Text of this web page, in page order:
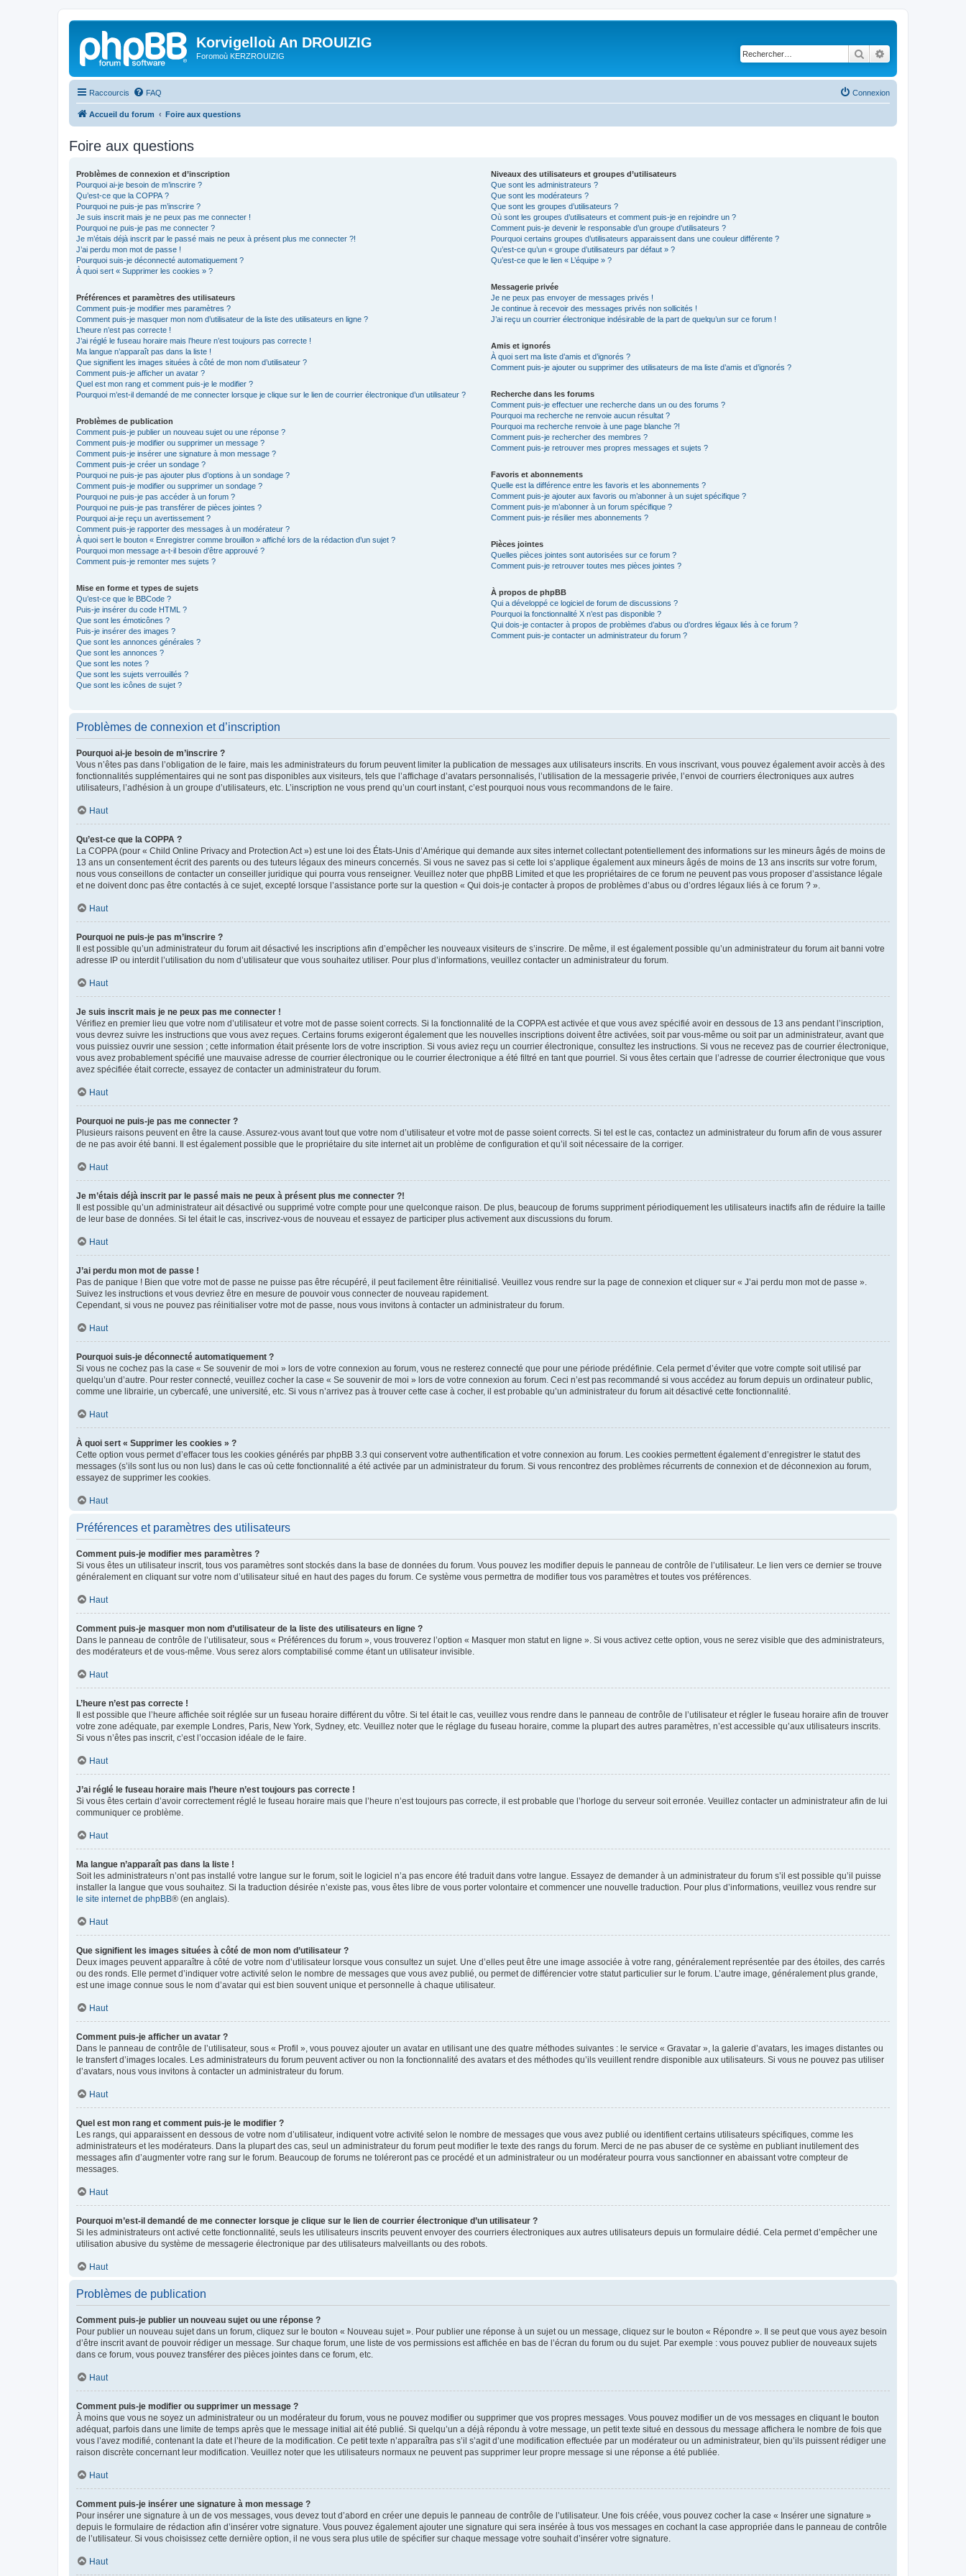
Korvigelloù An DROUIZIG
Foromoù KERZROUIZIG Rechercher
Raccourcis FAQ Connexion
Accueil du forum Foire aux questions
Foire aux questions
Problèmes de connexion et d’inscription
Pourquoi ai-je besoin de m’inscrire ?
Qu’est-ce que la COPPA ?
Pourquoi ne puis-je pas m’inscrire ?
Je suis inscrit mais je ne peux pas me connecter !
Pourquoi ne puis-je pas me connecter ?
Je m’étais déjà inscrit par le passé mais ne peux à présent plus me connecter ?!
J’ai perdu mon mot de passe !
Pourquoi suis-je déconnecté automatiquement ?
À quoi sert « Supprimer les cookies » ?
Préférences et paramètres des utilisateurs
Comment puis-je modifier mes paramètres ?
Comment puis-je masquer mon nom d’utilisateur de la liste des utilisateurs en ligne ?
L’heure n’est pas correcte !
J’ai réglé le fuseau horaire mais l’heure n’est toujours pas correcte !
Ma langue n’apparaît pas dans la liste !
Que signifient les images situées à côté de mon nom d’utilisateur ?
Comment puis-je afficher un avatar ?
Quel est mon rang et comment puis-je le modifier ?
Pourquoi m’est-il demandé de me connecter lorsque je clique sur le lien de courrier électronique d’un utilisateur ?
Problèmes de publication
Comment puis-je publier un nouveau sujet ou une réponse ?
Comment puis-je modifier ou supprimer un message ?
Comment puis-je insérer une signature à mon message ?
Comment puis-je créer un sondage ?
Pourquoi ne puis-je pas ajouter plus d’options à un sondage ?
Comment puis-je modifier ou supprimer un sondage ?
Pourquoi ne puis-je pas accéder à un forum ?
Pourquoi ne puis-je pas transférer de pièces jointes ?
Pourquoi ai-je reçu un avertissement ?
Comment puis-je rapporter des messages à un modérateur ?
À quoi sert le bouton « Enregistrer comme brouillon » affiché lors de la rédaction d’un sujet ?
Pourquoi mon message a-t-il besoin d’être approuvé ?
Comment puis-je remonter mes sujets ?
Mise en forme et types de sujets
Qu’est-ce que le BBCode ?
Puis-je insérer du code HTML ?
Que sont les émoticônes ?
Puis-je insérer des images ?
Que sont les annonces générales ?
Que sont les annonces ?
Que sont les notes ?
Que sont les sujets verrouillés ?
Que sont les icônes de sujet ?
Niveaux des utilisateurs et groupes d’utilisateurs
Que sont les administrateurs ?
Que sont les modérateurs ?
Que sont les groupes d’utilisateurs ?
Où sont les groupes d’utilisateurs et comment puis-je en rejoindre un ?
Comment puis-je devenir le responsable d’un groupe d’utilisateurs ?
Pourquoi certains groupes d’utilisateurs apparaissent dans une couleur différente ?
Qu’est-ce qu’un « groupe d’utilisateurs par défaut » ?
Qu’est-ce que le lien « L’équipe » ?
Messagerie privée
Je ne peux pas envoyer de messages privés !
Je continue à recevoir des messages privés non sollicités !
J’ai reçu un courrier électronique indésirable de la part de quelqu’un sur ce forum !
Amis et ignorés
À quoi sert ma liste d’amis et d’ignorés ?
Comment puis-je ajouter ou supprimer des utilisateurs de ma liste d’amis et d’ignorés ?
Recherche dans les forums
Comment puis-je effectuer une recherche dans un ou des forums ?
Pourquoi ma recherche ne renvoie aucun résultat ?
Pourquoi ma recherche renvoie à une page blanche ?!
Comment puis-je rechercher des membres ?
Comment puis-je retrouver mes propres messages et sujets ?
Favoris et abonnements
Quelle est la différence entre les favoris et les abonnements ?
Comment puis-je ajouter aux favoris ou m’abonner à un sujet spécifique ?
Comment puis-je m’abonner à un forum spécifique ?
Comment puis-je résilier mes abonnements ?
Pièces jointes
Quelles pièces jointes sont autorisées sur ce forum ?
Comment puis-je retrouver toutes mes pièces jointes ?
À propos de phpBB
Qui a développé ce logiciel de forum de discussions ?
Pourquoi la fonctionnalité X n’est pas disponible ?
Qui dois-je contacter à propos de problèmes d’abus ou d’ordres légaux liés à ce forum ?
Comment puis-je contacter un administrateur du forum ?
Problèmes de connexion et d’inscription
Pourquoi ai-je besoin de m’inscrire ?
Vous n’êtes pas dans l’obligation de le faire, mais les administrateurs du forum peuvent limiter la publication de messages aux utilisateurs inscrits. En vous inscrivant, vous pouvez également avoir accès à des
fonctionnalités supplémentaires qui ne sont pas disponibles aux visiteurs, tels que l’affichage d’avatars personnalisés, l’utilisation de la messagerie privée, l’envoi de courriers électroniques aux autres
utilisateurs, l’adhésion à un groupe d’utilisateurs, etc. L’inscription ne vous prend qu’un court instant, c’est pourquoi nous vous recommandons de le faire.
Haut
Qu’est-ce que la COPPA ?
La COPPA (pour « Child Online Privacy and Protection Act ») est une loi des États-Unis d’Amérique qui demande aux sites internet collectant potentiellement des informations sur les mineurs âgés de moins de
13 ans un consentement écrit des parents ou des tuteurs légaux des mineurs concernés. Si vous ne savez pas si cette loi s’applique également aux mineurs âgés de moins de 13 ans inscrits sur votre forum,
nous vous conseillons de contacter un conseiller juridique qui pourra vous renseigner. Veuillez noter que phpBB Limited et que les propriétaires de ce forum ne peuvent pas vous proposer d’assistance légale
et ne doivent donc pas être contactés à ce sujet, excepté lorsque l’assistance porte sur la question « Qui dois-je contacter à propos de problèmes d’abus ou d’ordres légaux liés à ce forum ? ».
Haut
Pourquoi ne puis-je pas m’inscrire ?
Il est possible qu’un administrateur du forum ait désactivé les inscriptions afin d’empêcher les nouveaux visiteurs de s’inscrire. De même, il est également possible qu’un administrateur du forum ait banni votre
adresse IP ou interdit l’utilisation du nom d’utilisateur que vous souhaitez utiliser. Pour plus d’informations, veuillez contacter un administrateur du forum.
Haut
Je suis inscrit mais je ne peux pas me connecter !
Vérifiez en premier lieu que votre nom d’utilisateur et votre mot de passe soient corrects. Si la fonctionnalité de la COPPA est activée et que vous avez spécifié avoir en dessous de 13 ans pendant l’inscription,
vous devrez suivre les instructions que vous avez reçues. Certains forums exigeront également que les nouvelles inscriptions doivent être activées, soit par vous-même ou soit par un administrateur, avant que
vous puissiez ouvrir une session ; cette information était présente lors de votre inscription. Si vous aviez reçu un courrier électronique, consultez les instructions. Si vous ne recevez pas de courrier électronique,
vous avez probablement spécifié une mauvaise adresse de courrier électronique ou le courrier électronique a été filtré en tant que pourriel. Si vous êtes certain que l’adresse de courrier électronique que vous
avez spécifiée était correcte, essayez de contacter un administrateur du forum.
Haut
Pourquoi ne puis-je pas me connecter ?
Plusieurs raisons peuvent en être la cause. Assurez-vous avant tout que votre nom d’utilisateur et votre mot de passe soient corrects. Si tel est le cas, contactez un administrateur du forum afin de vous assurer
de ne pas avoir été banni. Il est également possible que le propriétaire du site internet ait un problème de configuration et qu’il soit nécessaire de la corriger.
Haut
Je m’étais déjà inscrit par le passé mais ne peux à présent plus me connecter ?!
Il est possible qu’un administrateur ait désactivé ou supprimé votre compte pour une quelconque raison. De plus, beaucoup de forums suppriment périodiquement les utilisateurs inactifs afin de réduire la taille
de leur base de données. Si tel était le cas, inscrivez-vous de nouveau et essayez de participer plus activement aux discussions du forum.
Haut
J’ai perdu mon mot de passe !
Pas de panique ! Bien que votre mot de passe ne puisse pas être récupéré, il peut facilement être réinitialisé. Veuillez vous rendre sur la page de connexion et cliquer sur « J’ai perdu mon mot de passe ».
Suivez les instructions et vous devriez être en mesure de pouvoir vous connecter de nouveau rapidement.
Cependant, si vous ne pouvez pas réinitialiser votre mot de passe, nous vous invitons à contacter un administrateur du forum.
Haut
Pourquoi suis-je déconnecté automatiquement ?
Si vous ne cochez pas la case « Se souvenir de moi » lors de votre connexion au forum, vous ne resterez connecté que pour une période prédéfinie. Cela permet d’éviter que votre compte soit utilisé par
quelqu’un d’autre. Pour rester connecté, veuillez cocher la case « Se souvenir de moi » lors de votre connexion au forum. Ceci n’est pas recommandé si vous accédez au forum depuis un ordinateur public,
comme une librairie, un cybercafé, une université, etc. Si vous n’arrivez pas à trouver cette case à cocher, il est probable qu’un administrateur du forum ait désactivé cette fonctionnalité.
Haut
À quoi sert « Supprimer les cookies » ?
Cette option vous permet d’effacer tous les cookies générés par phpBB 3.3 qui conservent votre authentification et votre connexion au forum. Les cookies permettent également d’enregistrer le statut des
messages (s’ils sont lus ou non lus) dans le cas où cette fonctionnalité a été activée par un administrateur du forum. Si vous rencontrez des problèmes récurrents de connexion et de déconnexion au forum,
essayez de supprimer les cookies.
Haut
Préférences et paramètres des utilisateurs
Comment puis-je modifier mes paramètres ?
Si vous êtes un utilisateur inscrit, tous vos paramètres sont stockés dans la base de données du forum. Vous pouvez les modifier depuis le panneau de contrôle de l’utilisateur. Le lien vers ce dernier se trouve
généralement en cliquant sur votre nom d’utilisateur situé en haut des pages du forum. Ce système vous permettra de modifier tous vos paramètres et toutes vos préférences.
Haut
Comment puis-je masquer mon nom d’utilisateur de la liste des utilisateurs en ligne ?
Dans le panneau de contrôle de l’utilisateur, sous « Préférences du forum », vous trouverez l’option « Masquer mon statut en ligne ». Si vous activez cette option, vous ne serez visible que des administrateurs,
des modérateurs et de vous-même. Vous serez alors comptabilisé comme étant un utilisateur invisible.
Haut
L’heure n’est pas correcte !
Il est possible que l’heure affichée soit réglée sur un fuseau horaire différent du vôtre. Si tel était le cas, veuillez vous rendre dans le panneau de contrôle de l’utilisateur et régler le fuseau horaire afin de trouver
votre zone adéquate, par exemple Londres, Paris, New York, Sydney, etc. Veuillez noter que le réglage du fuseau horaire, comme la plupart des autres paramètres, n’est accessible qu’aux utilisateurs inscrits.
Si vous n’êtes pas inscrit, c’est l’occasion idéale de le faire.
Haut
J’ai réglé le fuseau horaire mais l’heure n’est toujours pas correcte !
Si vous êtes certain d’avoir correctement réglé le fuseau horaire mais que l’heure n’est toujours pas correcte, il est probable que l’horloge du serveur soit erronée. Veuillez contacter un administrateur afin de lui
communiquer ce problème.
Haut
Ma langue n’apparaît pas dans la liste !
Soit les administrateurs n’ont pas installé votre langue sur le forum, soit le logiciel n’a pas encore été traduit dans votre langue. Essayez de demander à un administrateur du forum s’il est possible qu’il puisse
installer la langue que vous souhaitez. Si la traduction désirée n’existe pas, vous êtes libre de vous porter volontaire et commencer une nouvelle traduction. Pour plus d’informations, veuillez vous rendre sur
le site internet de phpBB® (en anglais).
Haut
Que signifient les images situées à côté de mon nom d’utilisateur ?
Deux images peuvent apparaître à côté de votre nom d’utilisateur lorsque vous consultez un sujet. Une d’elles peut être une image associée à votre rang, généralement représentée par des étoiles, des carrés
ou des ronds. Elle permet d’indiquer votre activité selon le nombre de messages que vous avez publié, ou permet de différencier votre statut particulier sur le forum. L’autre image, généralement plus grande,
est une image connue sous le nom d’avatar qui est bien souvent unique et personnelle à chaque utilisateur.
Haut
Comment puis-je afficher un avatar ?
Dans le panneau de contrôle de l’utilisateur, sous « Profil », vous pouvez ajouter un avatar en utilisant une des quatre méthodes suivantes : le service « Gravatar », la galerie d’avatars, les images distantes ou
le transfert d’images locales. Les administrateurs du forum peuvent activer ou non la fonctionnalité des avatars et des méthodes qu’ils veuillent rendre disponible aux utilisateurs. Si vous ne pouvez pas utiliser
d’avatars, nous vous invitons à contacter un administrateur du forum.
Haut
Quel est mon rang et comment puis-je le modifier ?
Les rangs, qui apparaissent en dessous de votre nom d’utilisateur, indiquent votre activité selon le nombre de messages que vous avez publié ou identifient certains utilisateurs spécifiques, comme les
administrateurs et les modérateurs. Dans la plupart des cas, seul un administrateur du forum peut modifier le texte des rangs du forum. Merci de ne pas abuser de ce système en publiant inutilement des
messages afin d’augmenter votre rang sur le forum. Beaucoup de forums ne toléreront pas ce procédé et un administrateur ou un modérateur pourra vous sanctionner en abaissant votre compteur de
messages.
Haut
Pourquoi m’est-il demandé de me connecter lorsque je clique sur le lien de courrier électronique d’un utilisateur ?
Si les administrateurs ont activé cette fonctionnalité, seuls les utilisateurs inscrits peuvent envoyer des courriers électroniques aux autres utilisateurs depuis un formulaire dédié. Cela permet d’empêcher une
utilisation abusive du système de messagerie électronique par des utilisateurs malveillants ou des robots.
Haut
Problèmes de publication
Comment puis-je publier un nouveau sujet ou une réponse ?
Pour publier un nouveau sujet dans un forum, cliquez sur le bouton « Nouveau sujet ». Pour publier une réponse à un sujet ou un message, cliquez sur le bouton « Répondre ». Il se peut que vous ayez besoin
d’être inscrit avant de pouvoir rédiger un message. Sur chaque forum, une liste de vos permissions est affichée en bas de l’écran du forum ou du sujet. Par exemple : vous pouvez publier de nouveaux sujets
dans ce forum, vous pouvez transférer des pièces jointes dans ce forum, etc.
Haut
Comment puis-je modifier ou supprimer un message ?
À moins que vous ne soyez un administrateur ou un modérateur du forum, vous ne pouvez modifier ou supprimer que vos propres messages. Vous pouvez modifier un de vos messages en cliquant le bouton
adéquat, parfois dans une limite de temps après que le message initial ait été publié. Si quelqu’un a déjà répondu à votre message, un petit texte situé en dessous du message affichera le nombre de fois que
vous l’avez modifié, contenant la date et l’heure de la modification. Ce petit texte n’apparaîtra pas s’il s’agit d’une modification effectuée par un modérateur ou un administrateur, bien qu’ils puissent rédiger une
raison discrète concernant leur modification. Veuillez noter que les utilisateurs normaux ne peuvent pas supprimer leur propre message si une réponse a été publiée.
Haut
Comment puis-je insérer une signature à mon message ?
Pour insérer une signature à un de vos messages, vous devez tout d’abord en créer une depuis le panneau de contrôle de l’utilisateur. Une fois créée, vous pouvez cocher la case « Insérer une signature »
depuis le formulaire de rédaction afin d’insérer votre signature. Vous pouvez également ajouter une signature qui sera insérée à tous vos messages en cochant la case appropriée dans le panneau de contrôle
de l’utilisateur. Si vous choisissez cette dernière option, il ne vous sera plus utile de spécifier sur chaque message votre souhait d’insérer votre signature.
Haut